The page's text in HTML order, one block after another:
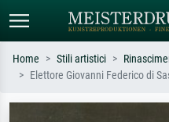
Cerca per artista, titolo o stile – es.
Home Stili artistici
Elettore Giovanni Federico di